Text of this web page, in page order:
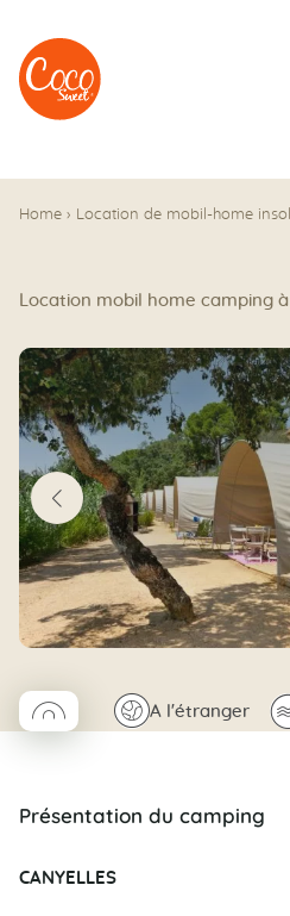
Aller au menu
Aller au contenu
Home › Location de mobil-home
Location mobil home camping à
◯Coco rond🌍A l'étranger
Présentation du camping
CANYELLES